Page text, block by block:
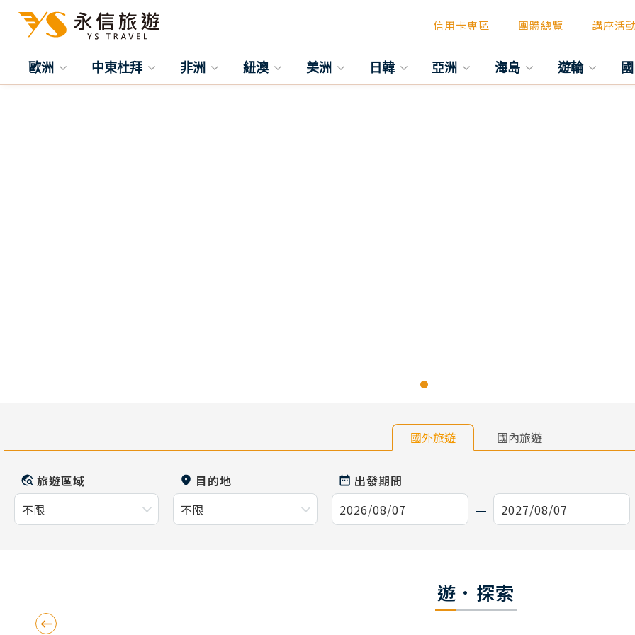
信用卡專區 團體總覽 講座活
歐洲 中東杜拜 非洲 紐澳 美洲 日韓 亞洲 海島 遊輪
國外旅遊 國內旅遊
旅遊區域 目的地 出發期間
遊．探索